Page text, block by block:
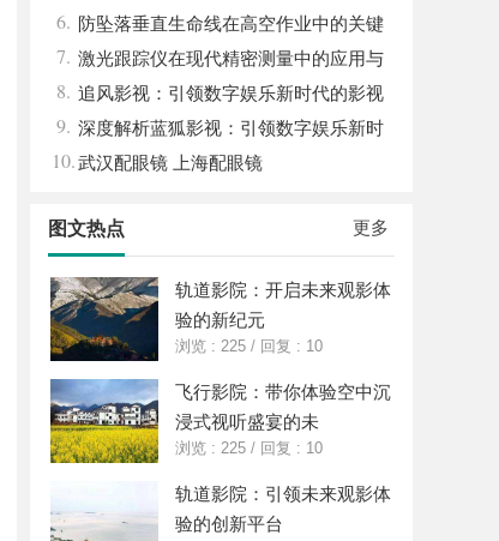
能与优势
6. 防坠落垂直生命线在高空作业中的关键
应用与安全保障
7. 激光跟踪仪在现代精密测量中的应用与
发展趋势
8. 追风影视：引领数字娱乐新时代的影视
平台探索
9. 深度解析蓝狐影视：引领数字娱乐新时
代的先锋力量
10.武汉配眼镜 上海配眼镜
更多
图文热点
轨道影院：开启未来观影体
验的新纪元
浏览 : 225 / 回复 : 10
飞行影院：带你体验空中沉
浸式视听盛宴的未
浏览 : 225 / 回复 : 10
轨道影院：引领未来观影体
验的创新平台